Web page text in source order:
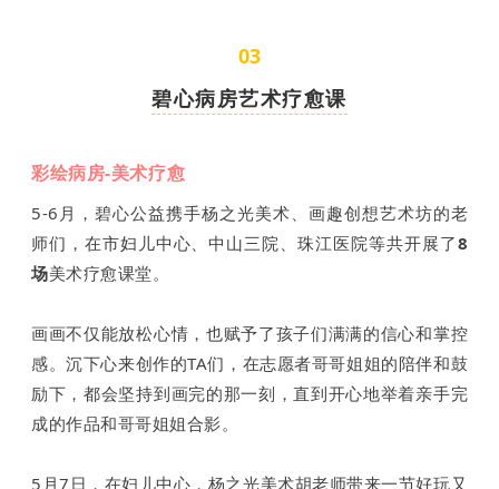
03
碧心病房艺术疗愈课
彩绘病房-美术疗愈
5-6月，碧心公益携手杨之光美术、画趣创想艺术坊的老
师们，在市妇儿中心、中山三院、珠江医院等共开展了8
场美术疗愈课堂。
画画不仅能放松心情，也赋予了孩子们满满的信心和掌控
感。沉下心来创作的TA们，在志愿者哥哥姐姐的陪伴和鼓
励下，都会坚持到画完的那一刻，直到开心地举着亲手完
成的作品和哥哥姐姐合影。
5月7日，在妇儿中心，杨之光美术胡老师带来一节好玩又